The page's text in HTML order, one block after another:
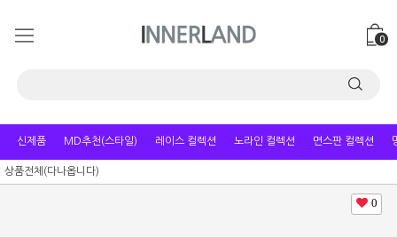
0
신제품 MD추천(스타일) 레이스 컬렉션 노라인 컬렉션 면스판 컬렉션
상품전체(다나옵니다)
0